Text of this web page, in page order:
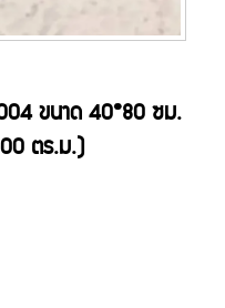
ขนาด 40*80 ซม.
ตร.ม.)